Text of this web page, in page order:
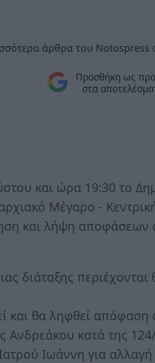
άρθρα του Notospress
Προσθήκη ως
στα
και ώρα 19:30 το
Μέγαρο -
και λήψη αποφάσεων
διάταξης
και θα ληφθεί
Ανδρεάκου κατά της
Ιωάννη για